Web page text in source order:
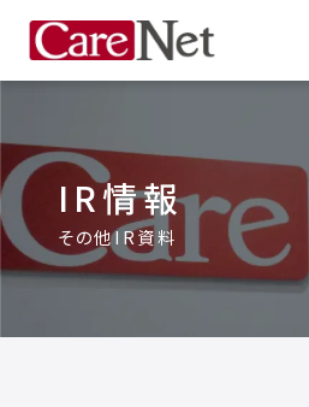
IR情報
その他IR資料